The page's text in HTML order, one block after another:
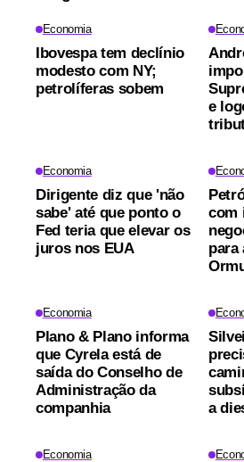
Economia
Ibovespa tem declínio
modesto com NY;
petrolíferas sobem
e
Economia
Dirigente diz que 'não
sabe' até que ponto o
Fed teria que elevar os
juros nos EUA
com
para
Economia
Plano & Plano informa
que Cyrela está de
saída do Conselho de
Administração da
companhia
a
Economia